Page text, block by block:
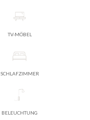
TV-MÖBEL
SCHLAFZIMMER
BELEUCHTUNG